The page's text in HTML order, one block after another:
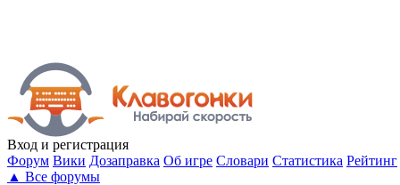
Вход и регистрация
Форум Вики Дозаправка Об игре Словари Статистика Рейтинг
▲ Все форумы